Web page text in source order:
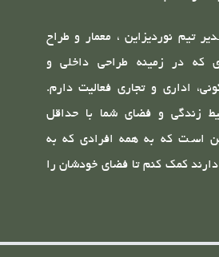
تیم نوردیزاین ، معمار و طراح
که در زمینه طراحی داخلی و
اداری و تجاری فعالیت دارم.
زندگی و فضای شما با حداقل
اسـت که به همه‌ افرادی که به
دارند کمک کنم تا فضای خودشان را
قطعی بـر زیباتر شدن فضای ما